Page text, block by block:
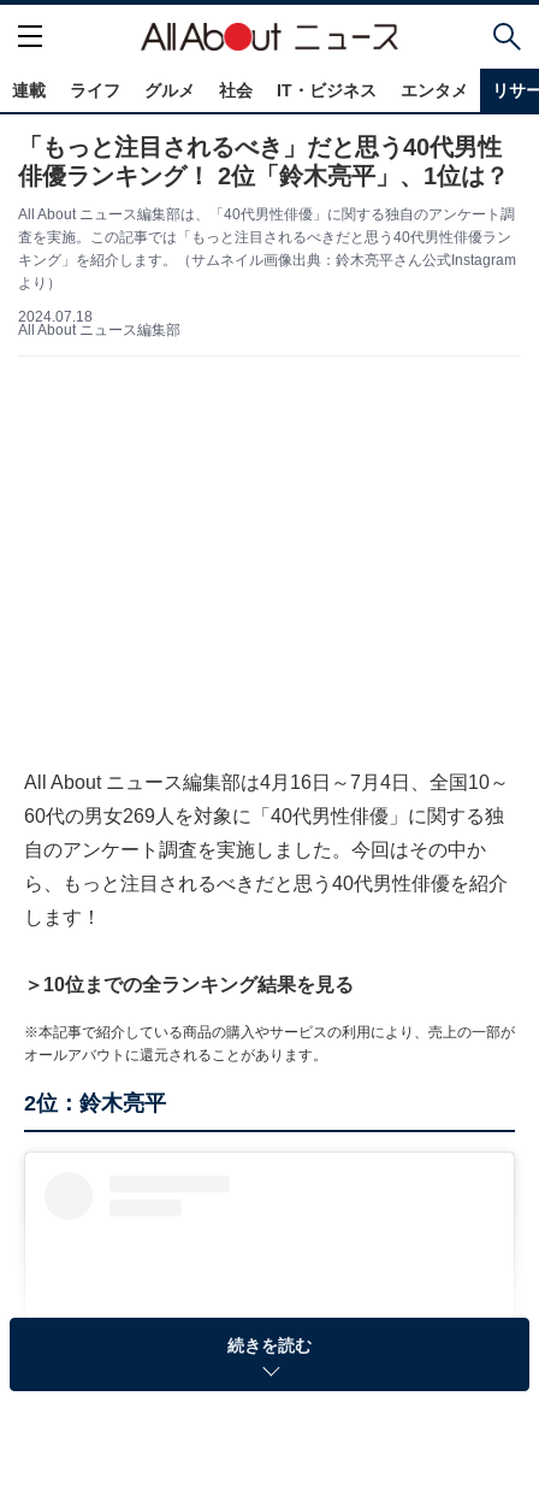
連載 ライフ グルメ 社会 IT・ビジネス エンタメ リサ
「もっと注目されるべき」だと思う40代男性
俳優ランキング！ 2位「鈴木亮平」、1位は？
All About ニュース編集部は、「40代男性俳優」に関する独自のアンケート調
査を実施。この記事では「もっと注目されるべきだと思う40代男性俳優ラン
キング」を紹介します。（サムネイル画像出典：鈴木亮平さん公式Instagram
より）
2024.07.18
All About ニュース編集部
All About ニュース編集部は4月16日～7月4日、全国10～
60代の男女269人を対象に「40代男性俳優」に関する独
自のアンケート調査を実施しました。今回はその中か
ら、もっと注目されるべきだと思う40代男性俳優を紹介
します！
＞10位までの全ランキング結果を見る
※本記事で紹介している商品の購入やサービスの利用により、売上の一部が
オールアバウトに還元されることがあります。
2位：鈴木亮平
続きを読む